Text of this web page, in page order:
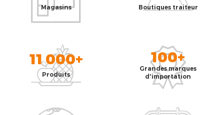
Magasins Boutiques traiteur
11 000+
Produits
100+
Grandes marques
d'importation